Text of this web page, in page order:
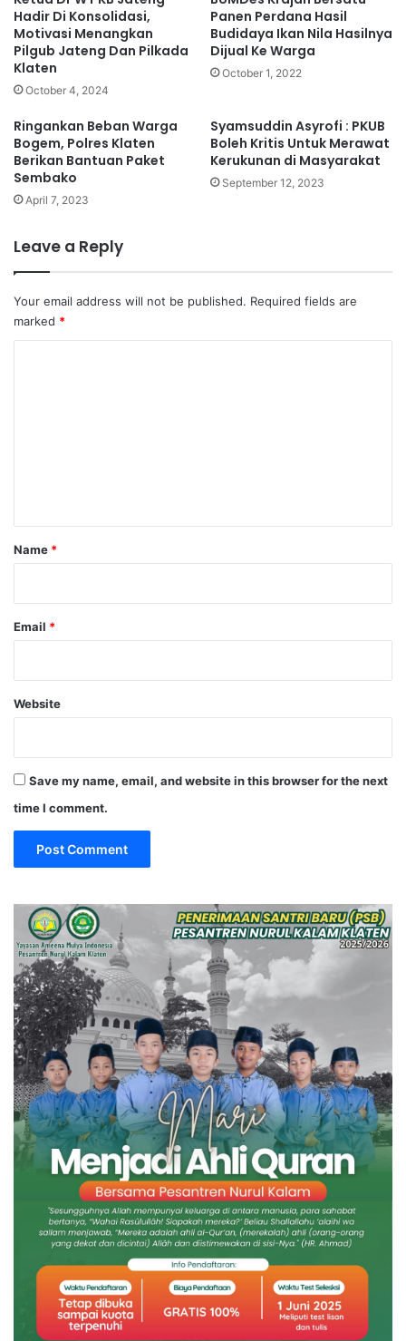
Hadir Di Konsolidasi,
Motivasi Menangkan
Pilgub Jateng Dan Pilkada
Klaten
October 4, 2024
Panen Perdana Hasil
Budidaya Ikan Nila Hasilnya
Dijual Ke Warga
October 1, 2022
Ringankan Beban Warga
Bogem, Polres Klaten
Berikan Bantuan Paket
Sembako
April 7, 2023
Syamsuddin Asyrofi : PKUB
Boleh Kritis Untuk Merawat
Kerukunan di Masyarakat
September 12, 2023
Leave a Reply
Your email address will not be published. Required fields are
marked *
Name *
Email *
Website
Save my name, email, and website in this browser for the next
time I comment.